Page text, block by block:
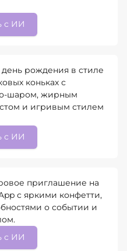
с ИИ
рождения в стиле
коньках с
шаром, жирным
и игривым стилем
с ИИ
приглашение на
с яркими конфетти,
о событии и
с ИИ